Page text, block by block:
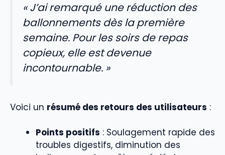
« J’ai remarqué une réduction des
ballonnements dès la première
semaine. Pour les soirs de repas
copieux, elle est devenue
incontournable. »
Voici un résumé des retours des utilisateurs :
Points positifs : Soulagement rapide des
troubles digestifs, diminution des